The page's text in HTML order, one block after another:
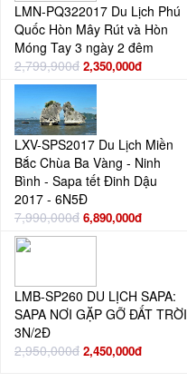
LMN-PQ322017 Du Lịch Phú
Quốc Hòn Mây Rút và Hòn
Móng Tay 3 ngày 2 đêm
2,799,900đ 2,350,000đ
LXV-SPS2017 Du Lịch Miền
Bắc Chùa Ba Vàng - Ninh
Bình - Sapa tết Đinh Dậu
2017 - 6N5Đ
7,990,000đ 6,890,000đ
LMB-SP260 DU LỊCH SAPA:
SAPA NƠI GẶP GỠ ĐẤT TRỜI
3N/2Đ
2,950,000đ 2,450,000đ